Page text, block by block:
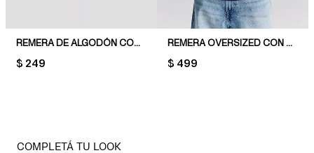
REMERA DE ALGODÓN CON DISEÑO ESTAMPADO
PRICE:
$ 249
REMERA OVERSIZED CON DISEÑO ESTAMPADO
PRICE:
$ 499
COMPLETÁ TU LOOK